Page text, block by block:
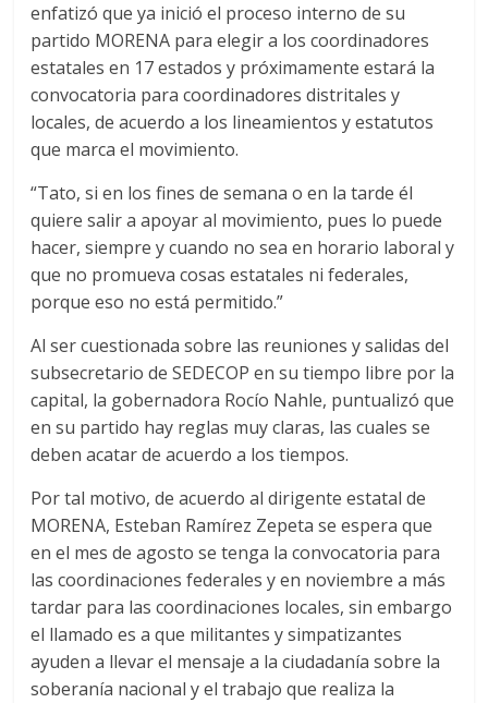
enfatizó que ya inició el proceso interno de su
partido MORENA para elegir a los coordinadores
estatales en 17 estados y próximamente estará la
convocatoria para coordinadores distritales y
locales, de acuerdo a los lineamientos y estatutos
que marca el movimiento.
“Tato, si en los fines de semana o en la tarde él
quiere salir a apoyar al movimiento, pues lo puede
hacer, siempre y cuando no sea en horario laboral y
que no promueva cosas estatales ni federales,
porque eso no está permitido.”
Al ser cuestionada sobre las reuniones y salidas del
subsecretario de SEDECOP en su tiempo libre por la
capital, la gobernadora Rocío Nahle, puntualizó que
en su partido hay reglas muy claras, las cuales se
deben acatar de acuerdo a los tiempos.
Por tal motivo, de acuerdo al dirigente estatal de
MORENA, Esteban Ramírez Zepeta se espera que
en el mes de agosto se tenga la convocatoria para
las coordinaciones federales y en noviembre a más
tardar para las coordinaciones locales, sin embargo
el llamado es a que militantes y simpatizantes
ayuden a llevar el mensaje a la ciudadanía sobre la
soberanía nacional y el trabajo que realiza la